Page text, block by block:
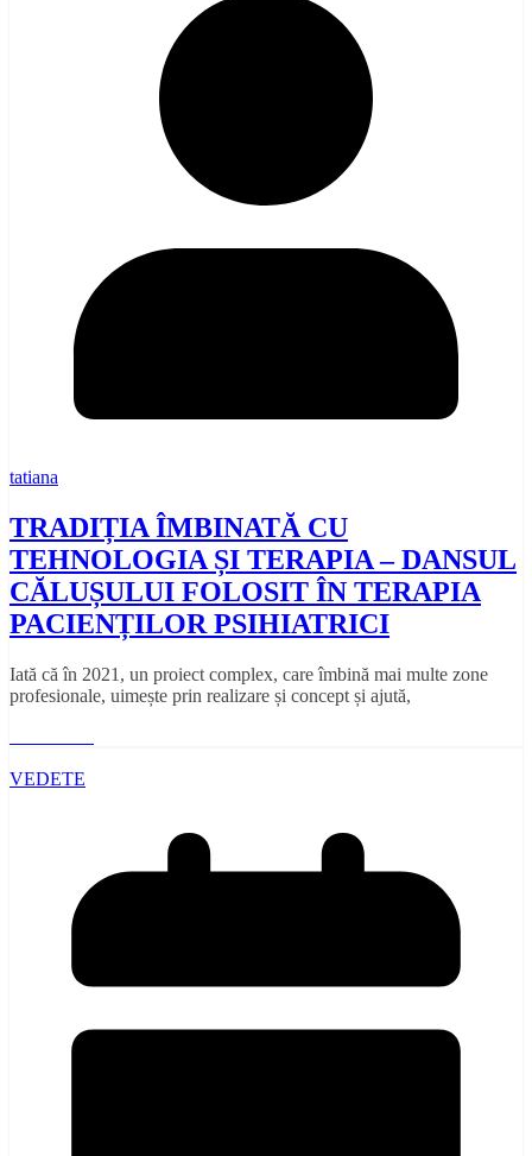
tatiana
TRADIȚIA ÎMBINATĂ CU
TEHNOLOGIA ȘI TERAPIA – DANSUL
CĂLUȘULUI FOLOSIT ÎN TERAPIA
PACIENȚILOR PSIHIATRICI
Iată că în 2021, un proiect complex, care îmbină mai multe zone
profesionale, uimește prin realizare și concept și ajută,
VEDETE